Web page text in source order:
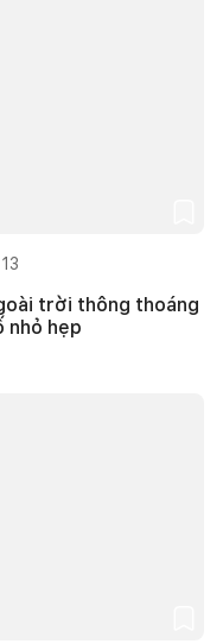
13
trời thông thoáng
nhỏ hẹp